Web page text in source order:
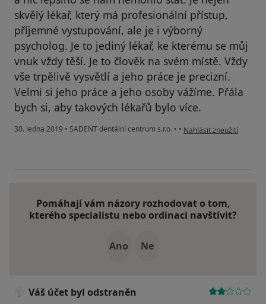
skvělý lékař, který má profesionální přístup,
příjemné vystupování, ale je i výborný
psycholog. Je to jediný lékař, ke kterému se můj
vnuk vždy těší. Je to člověk na svém místě. Vždy
vše trpělivě vysvětlí a jeho práce je precizní.
Velmi si jeho práce a jeho osoby vážíme. Přála
bych si, aby takových lékařů bylo více.
30. ledna 2019 • SADENT dentální centrum s.r.o. • • podle názoru uživatele
Nahlásit zneužití
Pomáhají vám názory rozhodovat o tom,
kterého specialistu nebo ordinaci navštívit?
Ano Ne
Váš účet byl odstraněn